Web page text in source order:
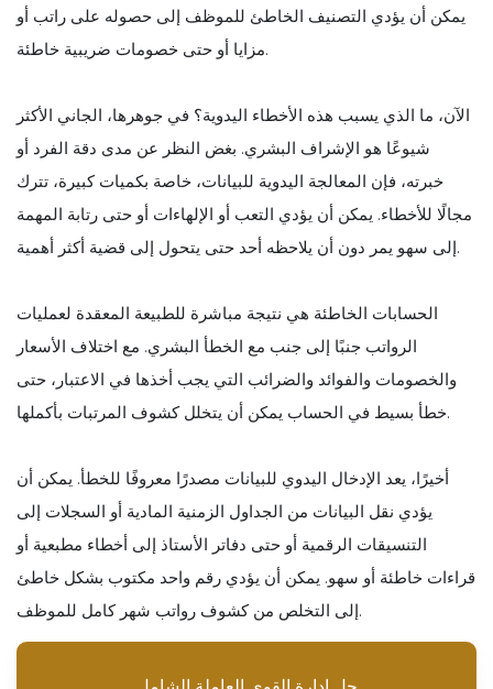
يمكن أن يؤدي التصنيف الخاطئ للموظف إلى حصوله على راتب أو
مزايا أو حتى خصومات ضريبية خاطئة.
الآن، ما الذي يسبب هذه الأخطاء اليدوية؟ في جوهرها، الجاني الأكثر
شيوعًا هو الإشراف البشري. بغض النظر عن مدى دقة الفرد أو
خبرته، فإن المعالجة اليدوية للبيانات، خاصة بكميات كبيرة، تترك
مجالًا للأخطاء. يمكن أن يؤدي التعب أو الإلهاءات أو حتى رتابة المهمة
إلى سهو يمر دون أن يلاحظه أحد حتى يتحول إلى قضية أكثر أهمية.
الحسابات الخاطئة هي نتيجة مباشرة للطبيعة المعقدة لعمليات
الرواتب جنبًا إلى جنب مع الخطأ البشري. مع اختلاف الأسعار
والخصومات والفوائد والضرائب التي يجب أخذها في الاعتبار، حتى
خطأ بسيط في الحساب يمكن أن يتخلل كشوف المرتبات بأكملها.
أخيرًا، يعد الإدخال اليدوي للبيانات مصدرًا معروفًا للخطأ. يمكن أن
يؤدي نقل البيانات من الجداول الزمنية المادية أو السجلات إلى
التنسيقات الرقمية أو حتى دفاتر الأستاذ إلى أخطاء مطبعية أو
قراءات خاطئة أو سهو. يمكن أن يؤدي رقم واحد مكتوب بشكل خاطئ
إلى التخلص من كشوف رواتب شهر كامل للموظف.